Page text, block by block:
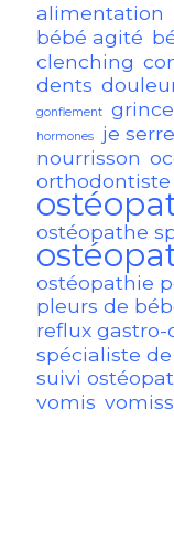
alimentation
bébé agité
clenching
dents
gonflement
hormones
je
nourrisson
orthodontiste
ostéopathe
ostéopathie
pleurs de
reflux
spécialiste
suivi
vomis